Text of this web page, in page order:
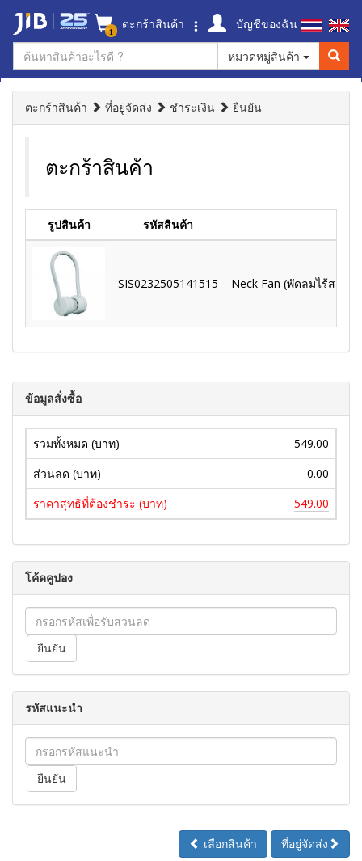
1 ตะกร้าสินค้า
บัญชีของฉัน
หมวดหมู่สินค้า
ตะกร้าสินค้า ที่อยู่จัดส่ง ชำระเงิน ยืนยัน
ตะกร้าสินค้า
รูปสินค้า รหัสสินค้า
SIS0232505141515 Neck Fan (พัดลมไร้สายแ
ข้อมูลสั่งซื้อ
รวมทั้งหมด (บาท)
549.00
ส่วนลด (บาท)
0.00
ราคาสุทธิที่ต้องชำระ (บาท)
549.00
โค้ดคูปอง
รหัสแนะนำ
เลือกสินค้า ที่อยู่จัดส่ง